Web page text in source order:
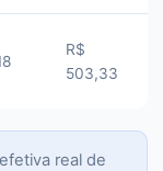
R$
503,33
real de